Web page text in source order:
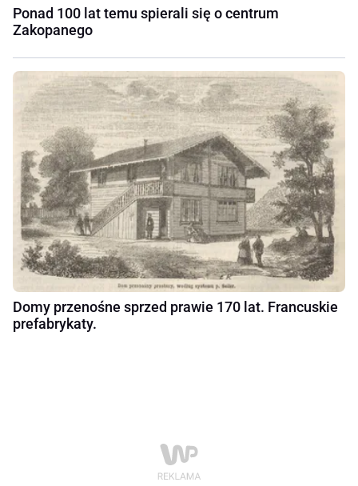
Ponad 100 lat temu spierali się o centrum
Zakopanego
Domy przenośne sprzed prawie 170 lat. Francuskie
prefabrykaty.